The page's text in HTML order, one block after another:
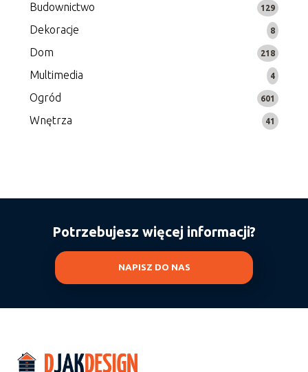
Budownictwo 129
Dekoracje 8
Dom 218
Multimedia 4
Ogród 601
Wnętrza 41
Potrzebujesz więcej informacji?
NAPISZ DO NAS